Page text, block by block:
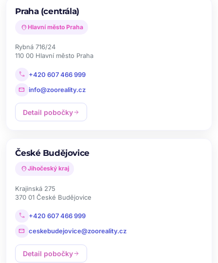
Praha (centrála)
location_on Hlavní město Praha
Rybná 716/24
110 00 Hlavní město Praha
call +420 607 466 999
mail info@zooreality.cz
Detail pobočkyarrow_forward
České Budějovice
location_on Jihočeský kraj
Krajinská 275
370 01 České Budějovice
call +420 607 466 999
mail ceskebudejovice@zooreality.cz
Detail pobočkyarrow_forward